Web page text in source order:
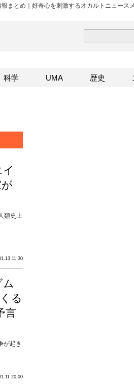
まとめ｜好奇心を刺激するオカルトニュー
はこちら
のinstagramはこちら
類史上
11:30
る
言
が起き
20:00
科学 UMA 歴史